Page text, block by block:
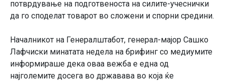
потврдување на подготвеноста на силите-учеснички
да го споделат товарот во сложени и спорни средини.
Началникот на Генералштабот, генерал-мајор Сашко
Лафчиски минатата недела на брифинг со медиумите
информираше дека оваа вежба е една од
најголемите досега во државава во која ќе